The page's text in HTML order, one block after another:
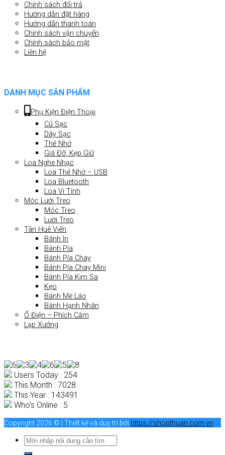
Chính sách đổi trả
Hướng dẫn đặt hàng
Hướng dẫn thanh toán
Chính sách vận chuyển
Chính sách bảo mật
Liên hệ
DANH MỤC SẢN PHẨM
Phụ Kiện Điện Thoại
Củ Sạc
Dây Sạc
Thẻ Nhớ
Giá Đỡ, Kẹp Giữ
Loa Nghe Nhạc
Loa Thẻ Nhớ – USB
Loa Bluetooth
Loa Vi Tính
Móc Lưới Treo
Móc Treo
Lưới Treo
Tân Huê Viên
Bánh In
Bánh Pía
Bánh Pía Chay
Bánh Pía Chay Mini
Bánh Pía Kim Sa
Kẹo
Bánh Mè Láo
Bánh Hạnh Nhân
Ổ Điện – Phích Cắm
Lạp Xưởng
Users Today : 254
This Month : 7028
This Year : 143491
Who's Online : 5
Copyright 2026 © | Thiết kế và duy trì bởi https://shopthuan.com.vn